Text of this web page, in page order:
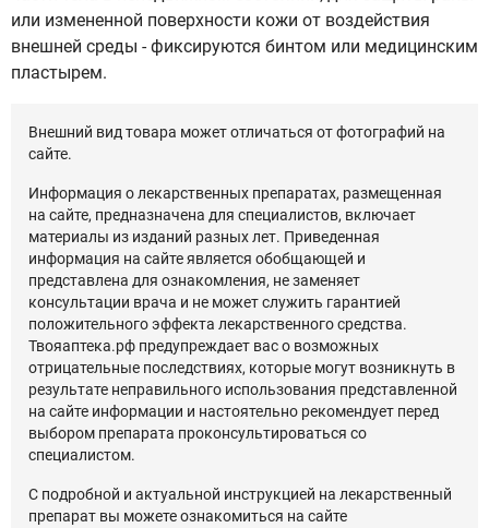
или измененной поверхности кожи от воздействия
внешней среды - фиксируются бинтом или медицинским
пластырем.
Внешний вид товара может отличаться от фотографий на
сайте.
Информация о лекарственных препаратах, размещенная
на сайте, предназначена для специалистов, включает
материалы из изданий разных лет. Приведенная
информация на сайте является обобщающей и
представлена для ознакомления, не заменяет
консультации врача и не может служить гарантией
положительного эффекта лекарственного средства.
Твояаптека.рф предупреждает вас о возможных
отрицательные последствиях, которые могут возникнуть в
результате неправильного использования представленной
на сайте информации и настоятельно рекомендует перед
выбором препарата проконсультироваться со
специалистом.
С подробной и актуальной инструкцией на лекарственный
препарат вы можете ознакомиться на сайте